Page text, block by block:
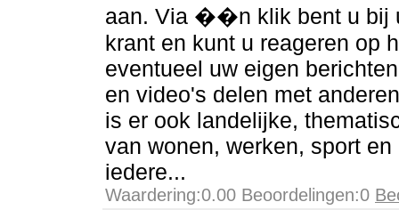
aan. Via ��n klik bent u bij
krant en kunt u reageren op
eventueel uw eigen
en video's delen met
is er ook landelijke,
van wonen, werken, sport
iedere...
Waardering:0.00 Beoordelingen:0